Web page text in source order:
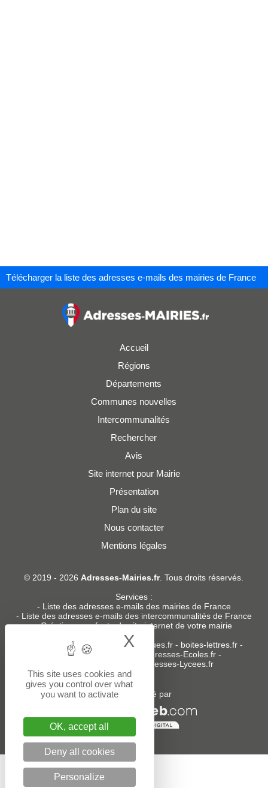
Télécharger la liste des adresses e-mails des mairies de France
Accueil
Régions
Départements
Communes nouvelles
Intercommunalités
Rechercher
Avis
Site internet pour Mairie
Présentation
Plan du site
Nous contacter
Mentions légales
© 2019 - 2026Adresses-Mairies.fr. Tous droits réservés.
Services :
- Liste des adresses e-mails des mairies de France
- Liste des adresses e-mails des intercommunalités de France
-Création ou refonte du site internet de votre mairie
Sites partenaires: donneespubliques.fr - boites-lettres.fr -
bureaux.boites-lettres.fr
Adresses-Ecoles.fr -
Adresses-Lycees.fr
Un service édité par
This site uses cookies and
gives you control over what
you want to activate
OK, accept all
Deny all cookies
Personalize
X Hide cookie